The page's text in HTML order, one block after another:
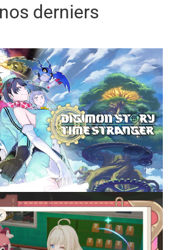
derniers